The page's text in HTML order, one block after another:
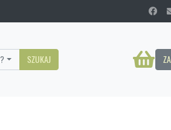
SZUKAJ